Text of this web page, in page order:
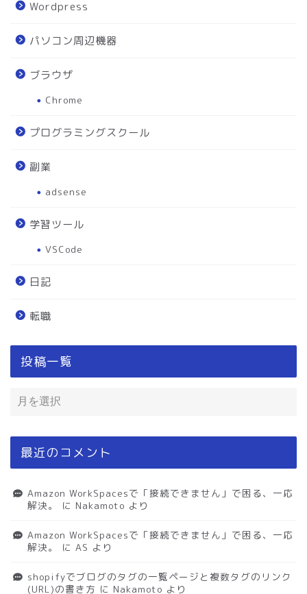
Wordpress
パソコン周辺機器
ブラウザ
Chrome
プログラミングスクール
副業
adsense
学習ツール
VSCode
日記
転職
投稿一覧
最近のコメント
Amazon WorkSpacesで「接続できません」で困る、一応
解決。
に Nakamoto より
Amazon WorkSpacesで「接続できません」で困る、一応
解決。
に AS より
shopifyでブログのタグの一覧ページと複数タグのリンク
(URL)の書き方 に Nakamoto より